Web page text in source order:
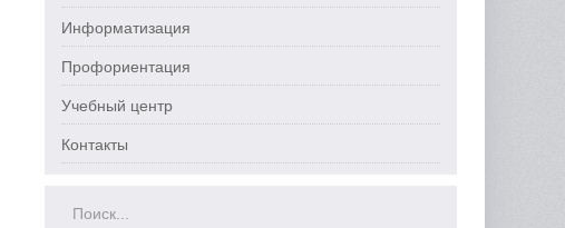
Информатизация
Профориентация
Учебный центр
Контакты